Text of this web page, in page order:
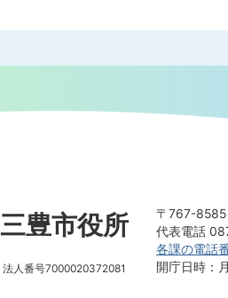
三豊市役所
法人番号7000020372081
〒767-8585
代表電話
各課の電話
開庁日時：